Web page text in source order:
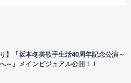
】『坂本冬美歌手生活40周年記念公演～
～』メインビジュアル公開！！